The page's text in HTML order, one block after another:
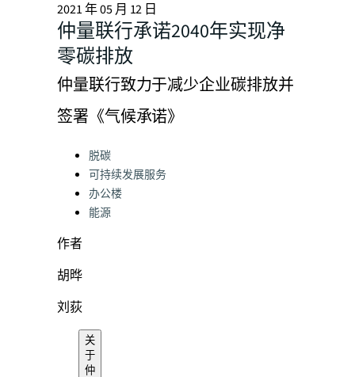
2021 年 05 月 12 日
仲量联行承诺2040年实现净
零碳排放
仲量联行致力于减少企业碳排放并
签署《气候承诺》
Categories:
脱碳
可持续发展服务
办公楼
能源
作者
胡晔
刘荻
关
于
仲